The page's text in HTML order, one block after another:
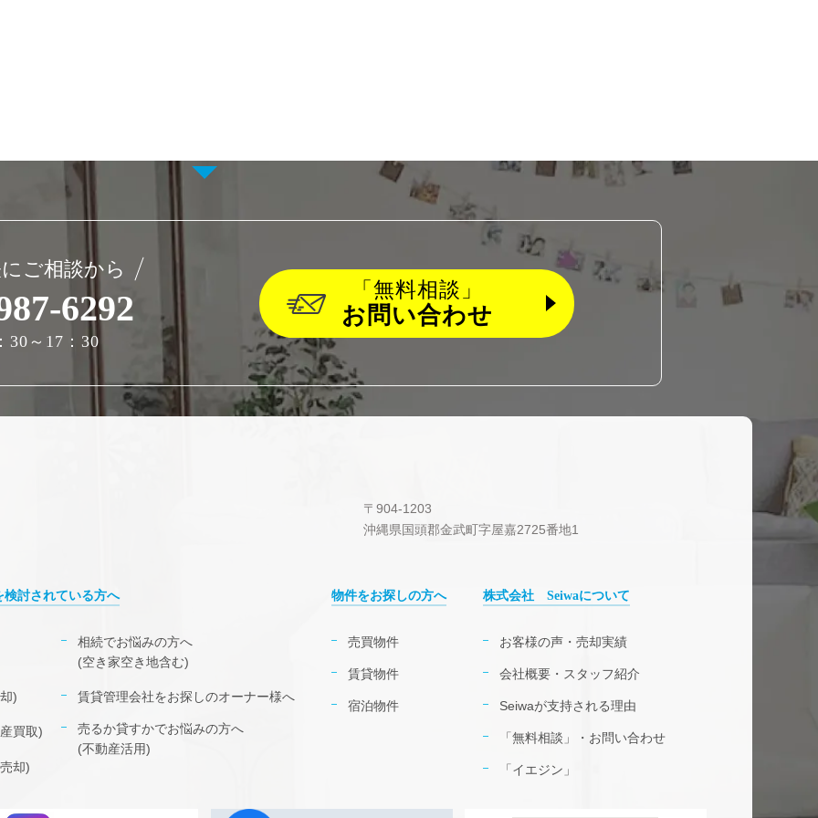
ご相談から
6292
30～17：30
「無料相談」
お問い合わせ
〒904-1203
沖縄県国頭郡金武町字屋嘉2725番地1
検討されている方へ
相続でお悩みの方へ
(空き家空き地含む)
) 賃貸管理会社をお探しのオーナー様へ
買取)
売るか貸すかでお悩みの方へ
(不動産活用)
却)
物件をお探しの方へ
売買物件
賃貸物件
宿泊物件
株式会社 Seiwaについて
お客様の声・売却実績
会社概要・スタッフ紹介
Seiwaが支持される理由
「無料相談」・お問い合わせ
「イエジン」